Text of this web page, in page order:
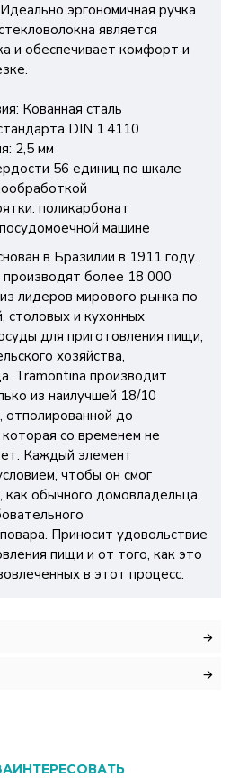
эргономичная ручка
является
и обеспечивает комфорт и
Кованная сталь
DIN 1.4110
2,5 мм
56 единиц по шкале
поликарбонат
машине
в Бразилии в 1911 году.
более 18 000
лидеров мирового рынка по
столовых и кухонных
для приготовления пищи,
хозяйства,
Tramontina производит
из наилучшей 18/10
до
которая со временем не
Каждый элемент
чтобы он смог
как обычного домовладельца,
Приносит удовольствие
пищи и от того, как это
в этот процесс.